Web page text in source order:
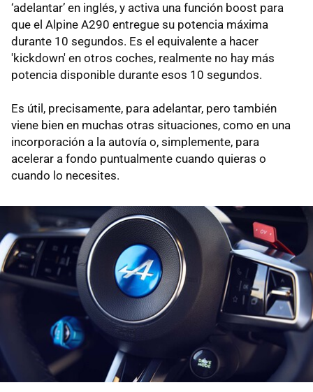
‘adelantar’ en inglés, y activa una función boost para
que el Alpine A290 entregue su potencia máxima
durante 10 segundos. Es el equivalente a hacer
'kickdown' en otros coches, realmente no hay más
potencia disponible durante esos 10 segundos.
Es útil, precisamente, para adelantar, pero también
viene bien en muchas otras situaciones, como en una
incorporación a la autovía o, simplemente, para
acelerar a fondo puntualmente cuando quieras o
cuando lo necesites.